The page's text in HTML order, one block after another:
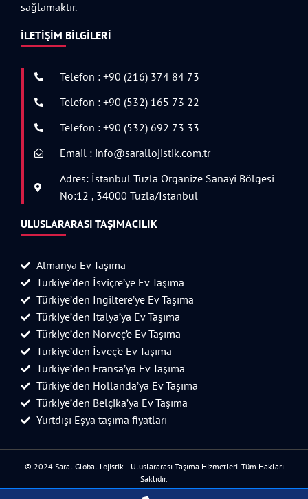
sağlamaktır.
İLETIŞIM BILGILERI
Telefon : +90 (216) 374 84 73
Telefon : +90 (532) 165 73 22
Telefon : +90 (532) 692 73 33
Email : info@sarallojistik.com.tr
Adres: İstanbul Tuzla Organize Sanayi Bölgesi
No:12 , 34000 Tuzla/İstanbul
ULUSLARARASI TAŞIMACILIK
Almanya Ev Taşıma
Türkiye’den İsviçre’ye Ev Taşıma
Türkiye’den İngiltere’ye Ev Taşıma
Türkiye’den İtalya’ya Ev Taşıma
Türkiye’den Norveç’e Ev Taşıma
Türkiye’den İsveç’e Ev Taşıma
Türkiye’den Fransa’ya Ev Taşıma
Türkiye’den Hollanda’ya Ev Taşıma
Türkiye’den Belçika’ya Ev Taşıma
Yurtdışı Eşya taşıma fiyatları
© 2024 Saral Global Lojistik –Uluslararası Taşıma Hizmetleri. Tüm Hakları
Saklıdır.